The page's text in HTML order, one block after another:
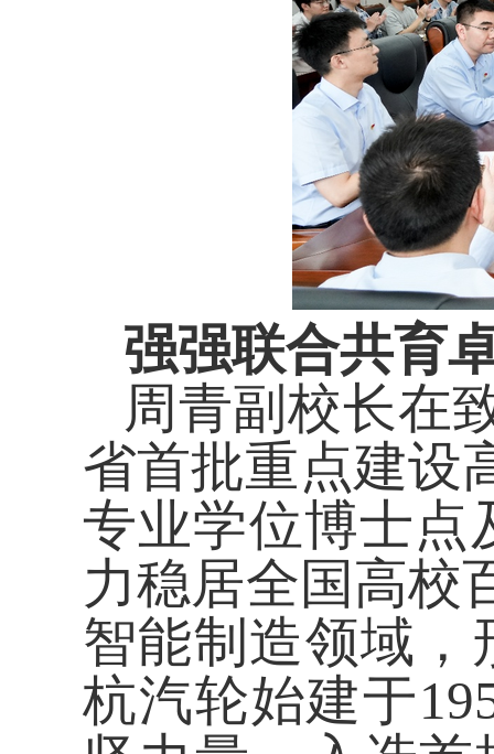
强强联合共育
周青副校长在
省首批重点建设
专业学位博士点
力稳居全国高校
智能制造领域
杭汽轮始建于